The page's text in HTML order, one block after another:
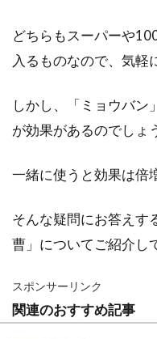
どちらもスーパーや
入るものなので、気軽
しかし、「ミョウバン
が効果があるのでしょ
一緒に使うと効果は倍
そんな疑問にお答えす
曹」についてご紹介し
スポンサーリンク
関連のおすすめ記事